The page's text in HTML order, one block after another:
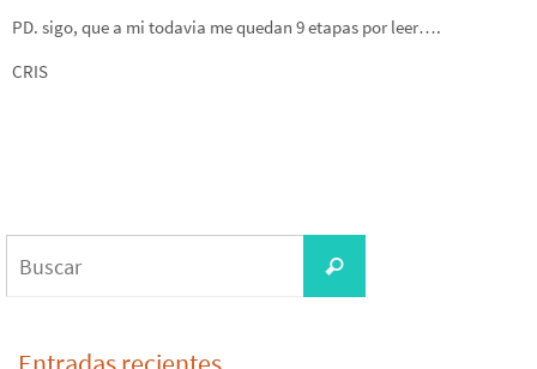
PD. sigo, que a mi todavia me quedan 9 etapas por leer….
CRIS
Buscar